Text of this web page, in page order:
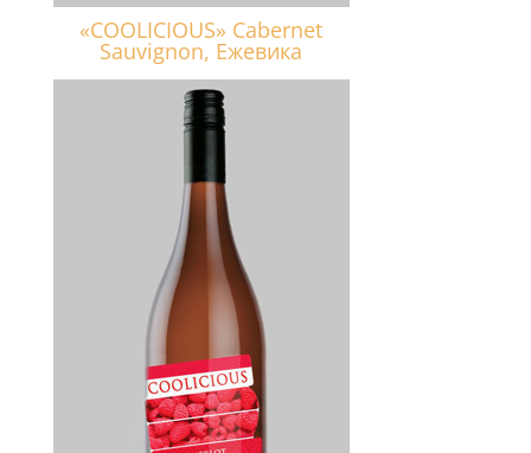
«COOLICIOUS» Cabernet
Sauvignon, Ежевика